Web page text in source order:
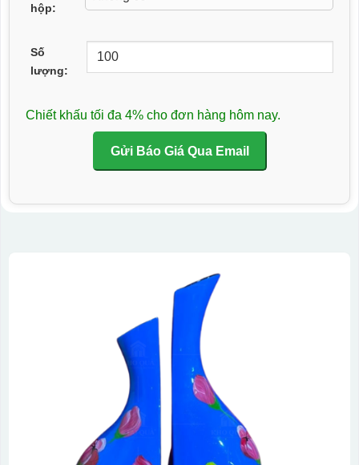
hộp:
Số
lượng:
Chiết khấu tối đa 4% cho đơn hàng hôm nay.
Gửi Báo Giá Qua Email